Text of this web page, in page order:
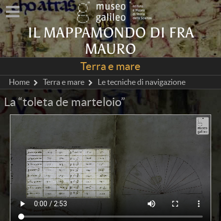
IL MAPPAMONDO DI FRA
MAURO
Terra e mare
Home Terra e mare Le tecniche di navigazione
La “toleta de marteloio”